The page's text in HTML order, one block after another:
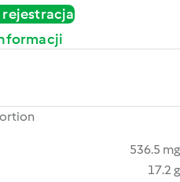
rejestracja
536.5 mg
17.2 g